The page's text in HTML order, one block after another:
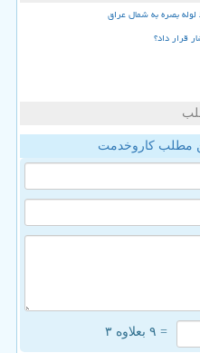
بصره به شمال عراق
قرار داد؟
مطلب کاروخدمت
= ۹ بعلاوه ۳